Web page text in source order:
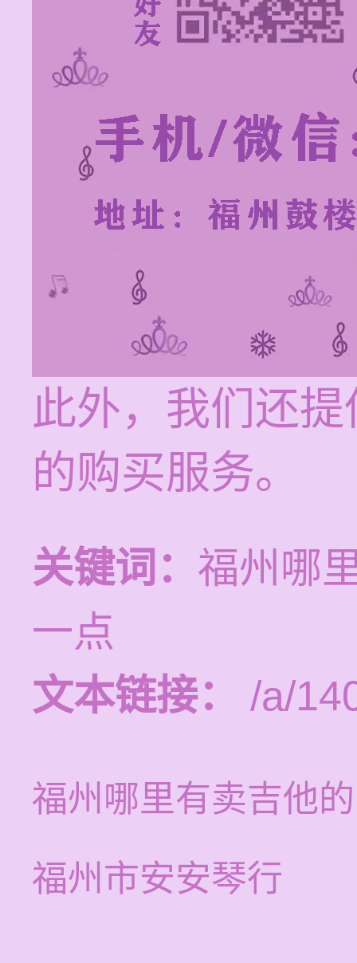
此外，我们还
的购买服务。
关键词： 福州哪
一点
文本链接：
/a/
福州哪里有卖吉他
福州市安安琴行